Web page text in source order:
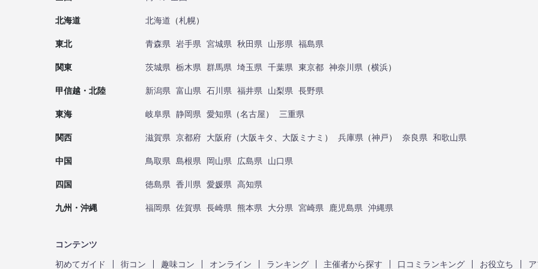
北海道 北海道 （札幌）
東北 青森県 岩手県 宮城県 秋田県 山形県 福島県
関東 茨城県 栃木県 群馬県 埼玉県 千葉県 東京都 神奈川県 （横浜）
甲信越・北陸 新潟県 富山県 石川県 福井県 山梨県 長野県
東海 岐阜県 静岡県 愛知県 （名古屋） 三重県
関西 滋賀県 京都府 大阪府 （大阪キタ 大阪ミナミ ） 兵庫県 （神戸） 奈良県 和歌山県
中国 鳥取県 島根県 岡山県 広島県 山口県
四国 徳島県 香川県 愛媛県 高知県
九州・沖縄 福岡県 佐賀県 長崎県 熊本県 大分県 宮崎県 鹿児島県 沖縄県
コンテンツ
初めてガイド
街コン 趣味コン オンライン ランキング 主催者から探す 口コミランキング お役立ち